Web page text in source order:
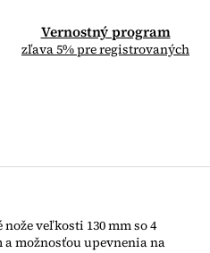
Vernostný program
zľava 5% pre registrovaných
veľkosti 130 mm so 4
možnosťou upevnenia na